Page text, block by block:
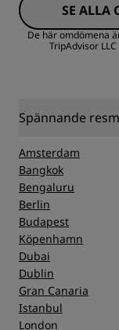
Standard
Läge
Renlighet
Service
SE ALLA
De här omdömena
TripAdvisor
Spännande
Amsterdam
Bangkok
Bengaluru
Berlin
Budapest
Köpenhamn
Dubai
Dublin
Gran Canaria
Istanbul
London